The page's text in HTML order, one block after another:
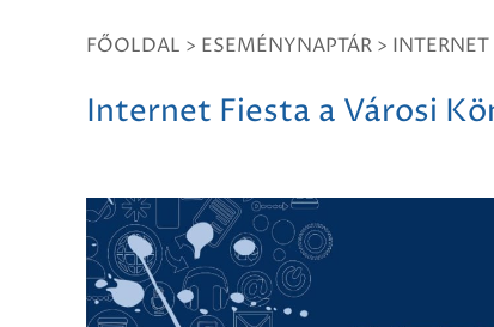
FŐOLDAL > ESEMÉNYNAPTÁR >
Internet Fiesta a Városi